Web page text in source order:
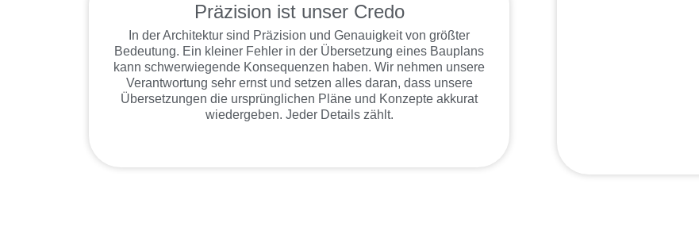
Präzision ist unser Credo
In der Architektur sind Präzision und Genauigkeit von größter
Bedeutung. Ein kleiner Fehler in der Übersetzung eines Bauplans
kann schwerwiegende Konsequenzen haben. Wir nehmen unsere
Verantwortung sehr ernst und setzen alles daran, dass unsere
Übersetzungen die ursprünglichen Pläne und Konzepte akkurat
wiedergeben. Jeder Details zählt.